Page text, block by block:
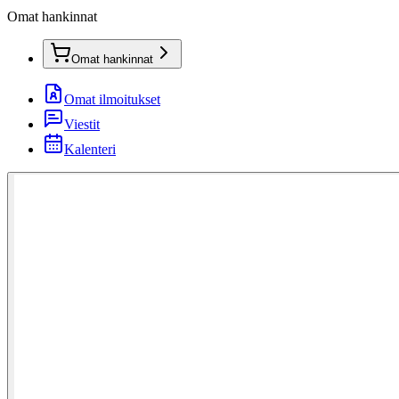
Omat hankinnat
Omat hankinnat
Omat ilmoitukset
Viestit
Kalenteri